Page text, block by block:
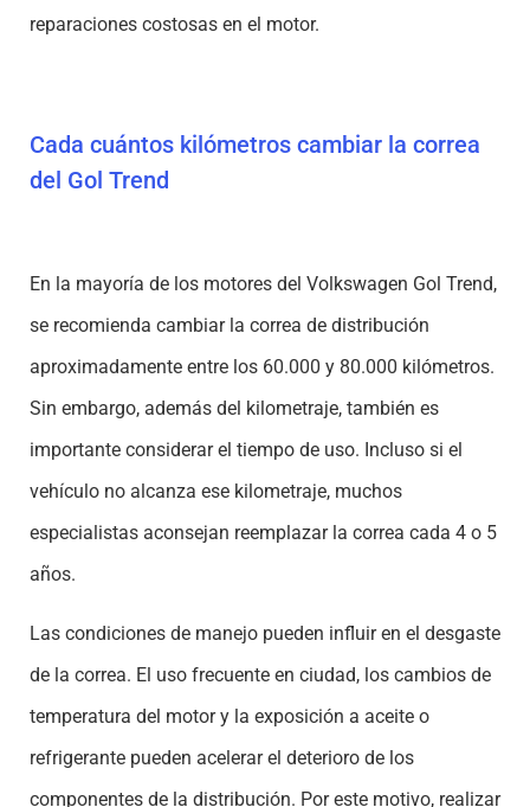
reparaciones costosas en el motor.
Cada cuántos kilómetros cambiar la correa
del Gol Trend
En la mayoría de los motores del Volkswagen Gol Trend,
se recomienda cambiar la correa de distribución
aproximadamente entre los 60.000 y 80.000 kilómetros.
Sin embargo, además del kilometraje, también es
importante considerar el tiempo de uso. Incluso si el
vehículo no alcanza ese kilometraje, muchos
especialistas aconsejan reemplazar la correa cada 4 o 5
años.
Las condiciones de manejo pueden influir en el desgaste
de la correa. El uso frecuente en ciudad, los cambios de
temperatura del motor y la exposición a aceite o
refrigerante pueden acelerar el deterioro de los
componentes de la distribución. Por este motivo, realizar